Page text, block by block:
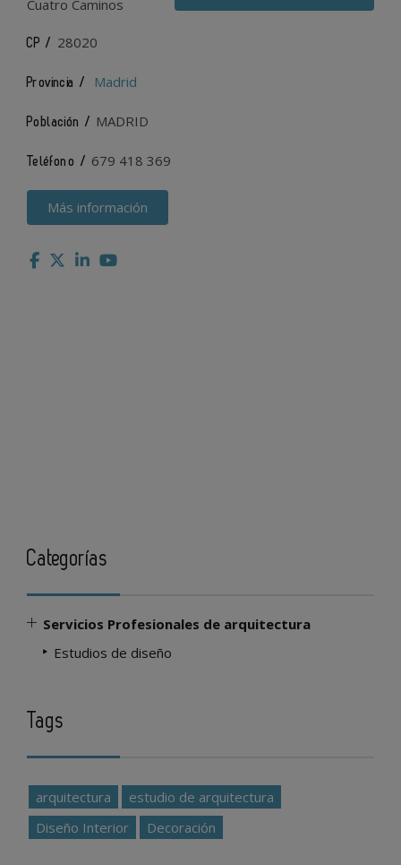
Cuatro Caminos
CP / 28020
Provincia / Madrid
Población / MADRID
Teléfono / 679 418 369
Más información
Categorías
Servicios Profesionales de arquitectura
Estudios de diseño
Tags
arquitectura
estudio de arquitectura
Diseño Interior
Decoración